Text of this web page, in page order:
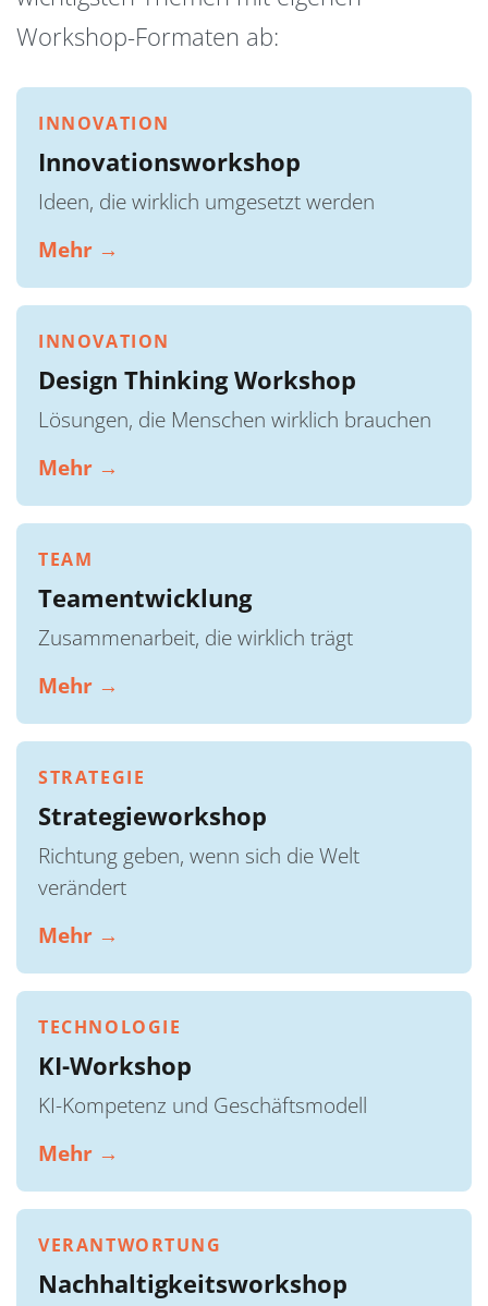
Workshop-Formaten ab:
INNOVATION
Innovationsworkshop
Ideen, die wirklich umgesetzt werden
Mehr →
INNOVATION
Design Thinking Workshop
Lösungen, die Menschen wirklich brauchen
Mehr →
TEAM
Teamentwicklung
Zusammenarbeit, die wirklich trägt
Mehr →
STRATEGIE
Strategieworkshop
Richtung geben, wenn sich die Welt
verändert
Mehr →
TECHNOLOGIE
KI-Workshop
KI-Kompetenz und Geschäftsmodell
Mehr →
VERANTWORTUNG
Nachhaltigkeitsworkshop